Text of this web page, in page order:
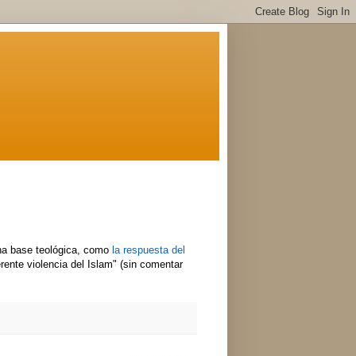
base teológica, como la respuesta del
violencia del Islam" (sin comentar